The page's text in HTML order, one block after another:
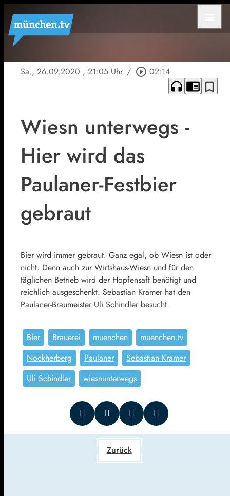
Sa., 26.09.2020 , 21:05 Uhr / play_circle_outline 02:14
headphones chrome_reader_mode bookmark_border
Wiesn unterwegs -
Hier wird das
Paulaner-Festbier
gebraut
Bier wird immer gebraut. Ganz egal, ob Wiesn ist oder
nicht. Denn auch zur Wirtshaus-Wiesn und für den
täglichen Betrieb wird der Hopfensaft benötigt und
reichlich ausgeschenkt. Sebastian Kramer hat den
Paulaner-Braumeister Uli Schindler besucht.
Bier Brauerei muenchen
muenchen.tv
Nockherberg
Paulaner
Sebastian Kramer
Uli Schindler
wiesnunterwegs
Zurück